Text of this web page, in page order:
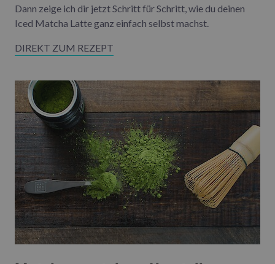
Dann zeige ich dir jetzt Schritt für Schritt, wie du deinen
Iced Matcha Latte ganz einfach selbst machst.
DIREKT ZUM REZEPT